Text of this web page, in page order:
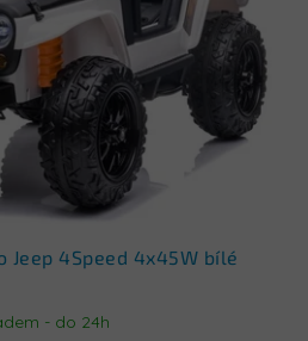
Jeep 4Speed 4x45W bílé
- do 24h